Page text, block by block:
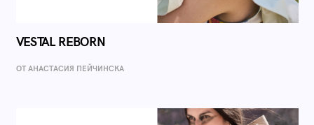
VESTAL REBORN
ОТ AНАСТАСИЯ ПЕЙЧИНСКА